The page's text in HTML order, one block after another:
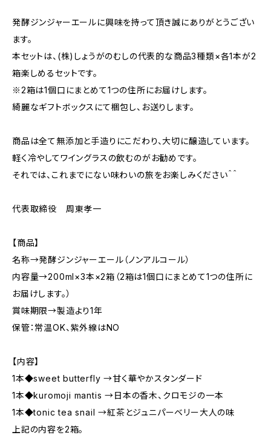
発酵ジンジャーエールに興味を持って頂き誠にありがとうござい
ます。
本セットは、(株)しょうがのむしの代表的な商品3種類×各1本が2
箱楽しめるセットです。
※2箱は1個口にまとめて1つの住所にお届けします。
綺麗なギフトボックスにて梱包し、お送りします。
商品は全て無添加と手造りにこだわり、大切に醸造しています。
軽く冷やしてワイングラスの飲むのがお勧めです。
それでは、これまでにない味わいの旅をお楽しみください＾＾
代表取締役 周東孝一
【商品】
名称→発酵ジンジャーエール（ノンアルコール）
内容量→200ml×3本×2箱（2箱は1個口にまとめて1つの住所に
お届けします。）
賞味期限→製造より1年
保管：常温OK、紫外線はNO
【内容】
1本◆sweet butterfly →甘く華やかスタンダード
1本◆kuromoji mantis →日本の香木、クロモジの一本
1本◆tonic tea snail →紅茶とジュニパーベリー大人の味
上記の内容を2箱。